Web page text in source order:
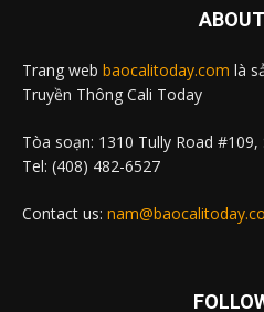
Trang web baocalitoday.com là
Truyền Thông Cali Today
Tòa soạn: 1310 Tully Road #109,
Tel: (408) 482-6527
Contact us: